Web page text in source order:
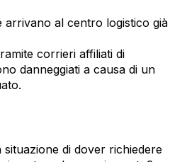
arrivano al centro logistico già
corrieri affiliati di
danneggiati a causa di un
situazione di dover richiedere